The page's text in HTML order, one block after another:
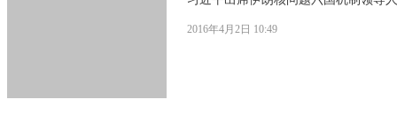
2016年4月2日 10:49